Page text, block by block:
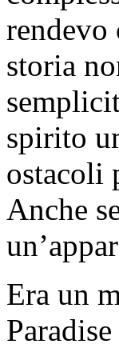
rendevo
storia
spirito
ostacoli
Anche
Era un